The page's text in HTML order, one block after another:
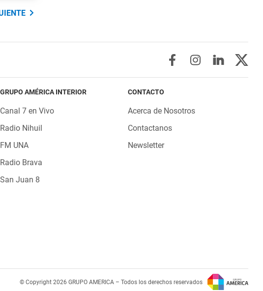
GRUPO AMÉRICA INTERIOR
Canal 7 en Vivo
Radio Nihuil
FM UNA
Radio Brava
San Juan 8
CONTACTO
Acerca de Nosotros
Contactanos
Newsletter
© Copyright 2026 GRUPO AMERICA – Todos los derechos reservados